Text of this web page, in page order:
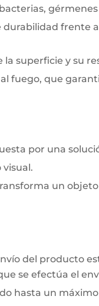
gérmenes
durabilidad frente
superficie y su
fuego, que
por una
un
del producto
se efectúa el
hasta un